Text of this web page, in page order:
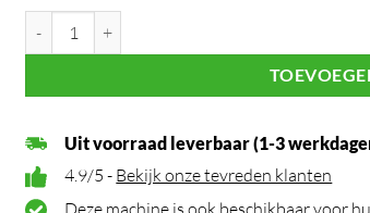
Uit voorraad leverbaar (1-3
4.9/5 - Bekijk onze tevreden klanten
Deze machine is ook beschikbaar voor